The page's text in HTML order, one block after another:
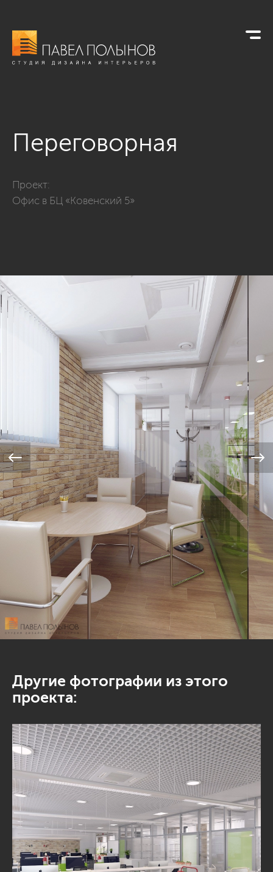
Переговорная
Проект:
Офис в БЦ «Ковенский 5»
Другие фотографии из этого
проекта: